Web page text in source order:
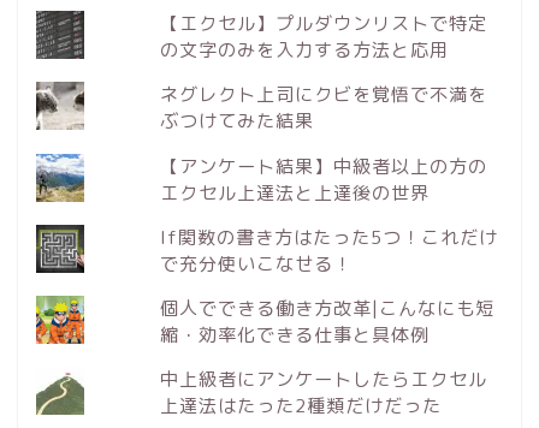
【エクセル】プルダウンリストで特定
の文字のみを入力する方法と応用
ネグレクト上司にクビを覚悟で不満を
ぶつけてみた結果
【アンケート結果】中級者以上の方の
エクセル上達法と上達後の世界
If関数の書き方はたった5つ！これだけ
で充分使いこなせる！
個人でできる働き方改革|こんなにも短
縮・効率化できる仕事と具体例
中上級者にアンケートしたらエクセル
上達法はたった2種類だけだった